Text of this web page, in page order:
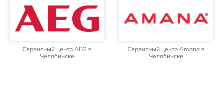
Сервисный центр AEG в
Челябинске
Сервисный центр Amana в
Челябинске